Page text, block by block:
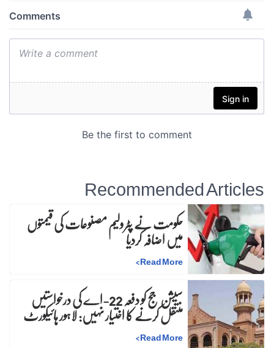
Recommended Articles
حکومت نے پٹرولیم مصنوعات کی قیمتوں
میں اضافہ کردیا
Read More
>
سیشن جج کو دفعہ 22-اے کی درخواستیں
منتقل کرنے کا اختیار نہیں: لاہور ہائیکورٹ
Read More
>